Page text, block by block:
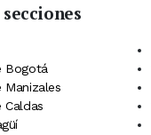
Telegram
Bogotá
Manizales
Caldas